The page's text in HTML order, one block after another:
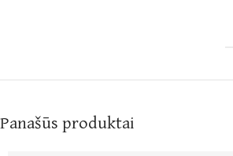
Panašūs produktai